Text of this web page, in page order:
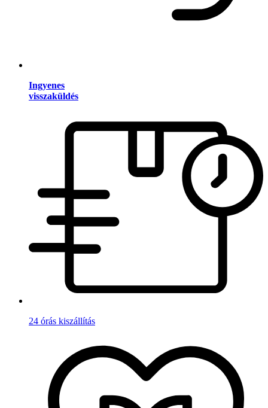
Ingyenes
visszaküldés
24 órás kiszállítás